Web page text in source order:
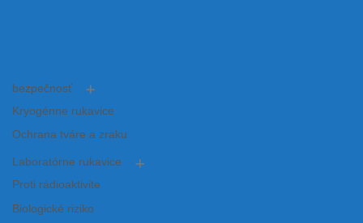
bezpečnosť
Kryogénne rukavice
Ochrana tváre a zraku
Laboratórne rukavice
Proti rádioaktivite
Biologické riziko